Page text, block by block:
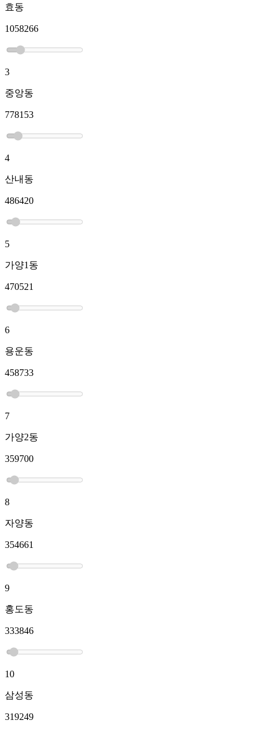
효동
1058266
3
중앙동
778153
4
산내동
486420
5
가양1동
470521
6
용운동
458733
7
가양2동
359700
8
자양동
354661
9
홍도동
333846
10
삼성동
319249